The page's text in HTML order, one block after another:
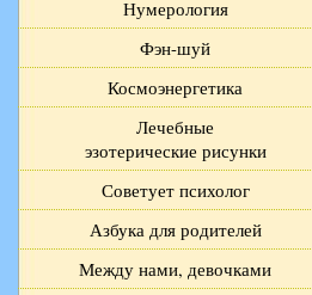
Нумерология
Фэн-шуй
Космоэнергетика
Лечебные
эзотерические рисунки
Советует психолог
Азбука для родителей
Между нами, девочками